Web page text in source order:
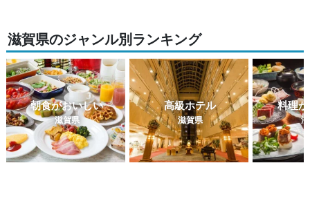
滋賀県のジャンル別ランキング
朝食がおいしい
滋賀県
高級ホテル
滋賀県
料理